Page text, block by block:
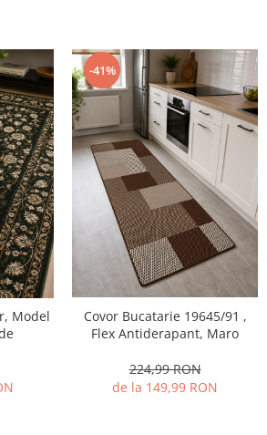
Model
-41%
Covor Bucatarie 19645/91 ,
Flex Antiderapant, Maro
224,99 RON
de la 149,99 RON